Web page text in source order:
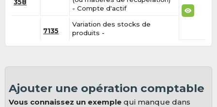
358
- Compte d'actif
7135
Variation des stocks de
produits -
Ajouter une opération comptable
Vous connaissez un exemple qui manque dans